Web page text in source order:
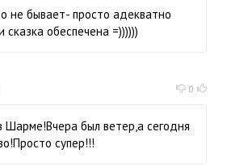
не бывает- просто адекватно
сказка обеспечена =))))))
0
Шарме!Вчера был ветер,а сегодня
супер!!!